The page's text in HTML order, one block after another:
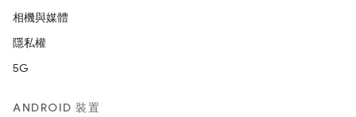
相機與媒體
隱私權
5G
ANDROID 裝置